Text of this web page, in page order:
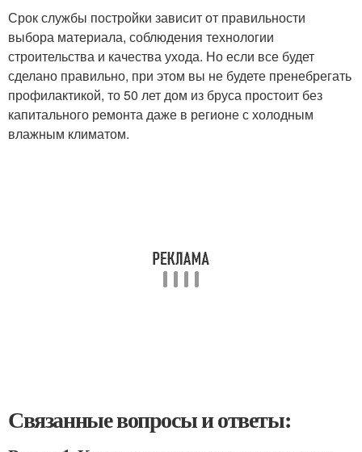
Срок службы постройки зависит от правильности
выбора материала, соблюдения технологии
строительства и качества ухода. Но если все будет
сделано правильно, при этом вы не будете пренебрегать
профилактикой, то 50 лет дом из бруса простоит без
капитального ремонта даже в регионе с холодным
влажным климатом.
Связанные вопросы и ответы: